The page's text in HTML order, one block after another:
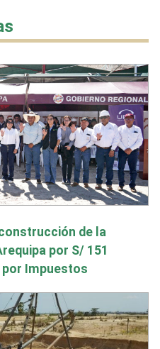
construcción de la
por S/ 151
Impuestos